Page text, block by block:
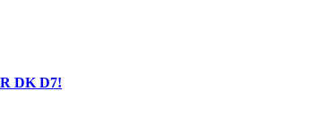
DK D7!